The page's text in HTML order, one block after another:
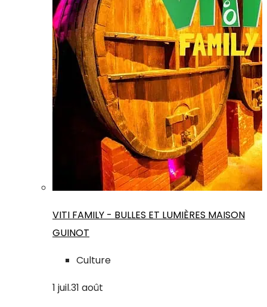
VITI FAMILY - BULLES ET LUMIÈRES MAISON
GUINOT
Culture
1 juil.31 août